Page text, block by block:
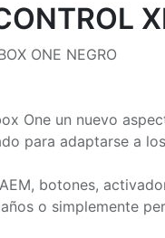
ONE NEGRO
One un nuevo
para adaptarse a
botones,
o simplemente